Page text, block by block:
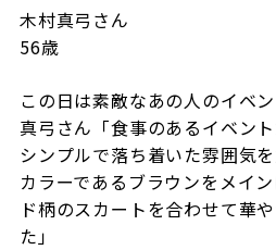
木村真弓さん
56歳
この日は素敵なあの人のイベ
真弓さん「食事のあるイベン
シンプルで落ち着いた雰囲気
カラーであるブラウンをメイ
ド柄のスカートを合わせて華
た」